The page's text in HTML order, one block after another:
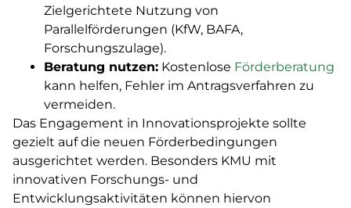
Zielgerichtete Nutzung von
Parallelförderungen (KfW, BAFA,
Forschungszulage).
Beratung nutzen: Kostenlose Förderberatung
kann helfen, Fehler im Antragsverfahren zu
vermeiden.
Das Engagement in Innovationsprojekte sollte
gezielt auf die neuen Förderbedingungen
ausgerichtet werden. Besonders KMU mit
innovativen Forschungs- und
Entwicklungsaktivitäten können hiervon